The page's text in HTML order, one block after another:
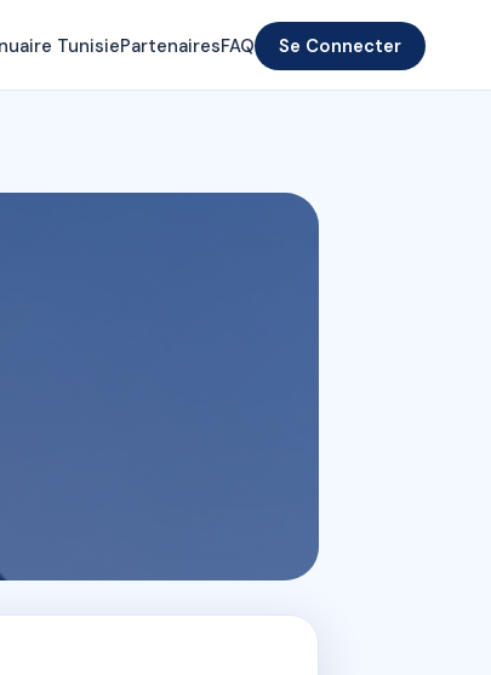
TunisiePartenairesFAQ Se Connecter